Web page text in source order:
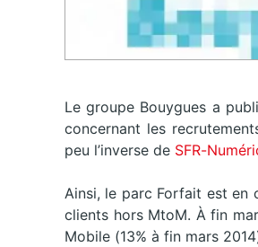
Le groupe Bouygues a
concernant les
peu l’inverse de SFR-
Ainsi, le parc Forfait est en
clients hors MtoM. À fin
Mobile (13% à fin mars